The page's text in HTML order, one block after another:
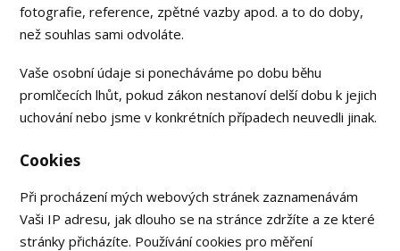
fotografie, reference, zpětné vazby apod. a to do doby,
než souhlas sami odvoláte.
Vaše osobní údaje si ponecháváme po dobu běhu
promlčecích lhůt, pokud zákon nestanoví delší dobu k jejich
uchování nebo jsme v konkrétních případech neuvedli jinak.
Cookies
Při procházení mých webových stránek zaznamenávám
Vaši IP adresu, jak dlouho se na stránce zdržíte a ze které
stránky přicházíte. Používání cookies pro měření